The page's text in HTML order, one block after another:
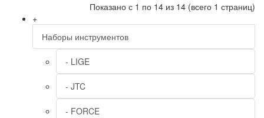
+
Наборы инструментов
- LIGE
- JTC
- FORCE
Показано с 1 по 14 из 14 (всего 1 страниц)